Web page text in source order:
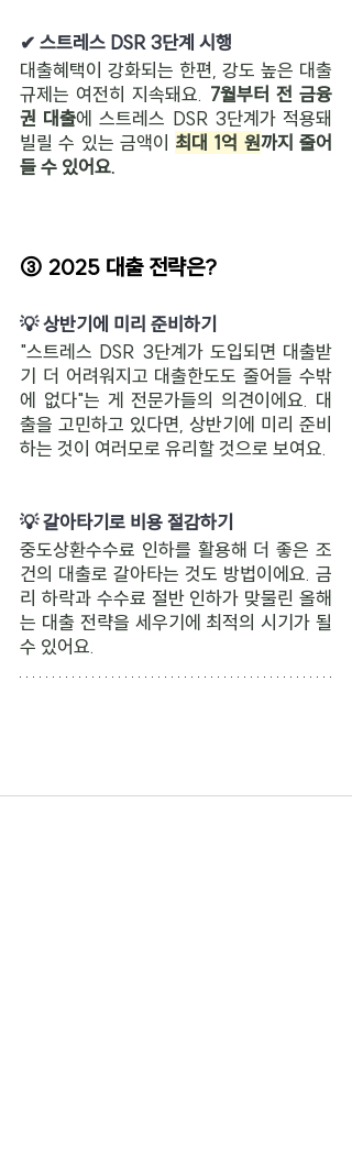
✔ 스트레스 DSR 3단계 시행
대출혜택이 강화되는 한편, 강도 높은 대출
규제는 여전히 지속돼요. 7월부터 전 금융
권 대출에 스트레스 DSR 3단계가 적용돼
빌릴 수 있는 금액이 최대 1억 원까지 줄어
들 수 있어요.
③ 2025 대출 전략은?
💡 상반기에 미리 준비하기
"스트레스 DSR 3단계가 도입되면 대출받
기 더 어려워지고 대출한도도 줄어들 수밖
에 없다"는 게 전문가들의 의견이에요. 대
출을 고민하고 있다면, 상반기에 미리 준비
하는 것이 여러모로 유리할 것으로 보여요.
💡 갈아타기로 비용 절감하기
중도상환수수료 인하를 활용해 더 좋은 조
건의 대출로 갈아타는 것도 방법이에요. 금
리 하락과 수수료 절반 인하가 맞물린 올해
는 대출 전략을 세우기에 최적의 시기가 될
수 있어요.